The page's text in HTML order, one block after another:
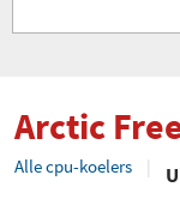
Arctic
Alle cpu-koelers